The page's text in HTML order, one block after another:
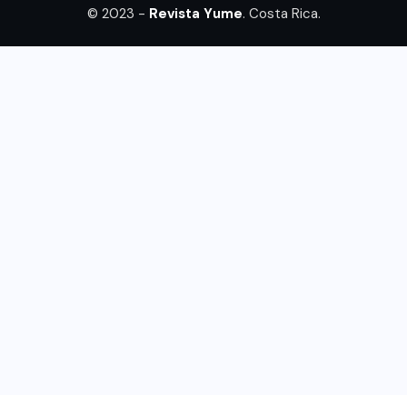
© 2023 - Revista Yume. Costa Rica.